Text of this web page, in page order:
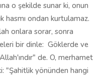
o şekilde sunar ki, onun
hasmı ondan kurtulamaz.
onla­ra sorar, sonra
bir dinle: Göklerde ve
de. O, merhamet
"Şahitlik yönünden hangi